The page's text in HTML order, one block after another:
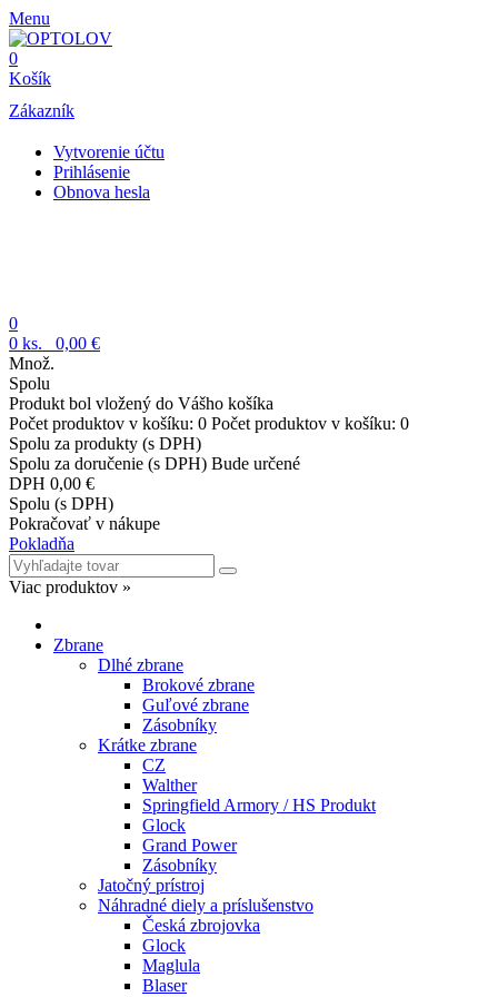
Menu
0
Košík
Zákazník
Vytvorenie účtu
Prihlásenie
Obnova hesla
0
0 ks.
0,00 €
Množ.
Spolu
Produkt bol vložený do Vášho košíka
Počet produktov v košíku: 0 Počet produktov v košíku: 0
Spolu za produkty (s DPH)
Spolu za doručenie (s DPH) Bude určené
DPH 0,00 €
Spolu (s DPH)
Pokračovať v nákupe
Pokladňa
Viac produktov »
Zbrane
Dlhé zbrane
Brokové zbrane
Guľové zbrane
Zásobníky
Krátke zbrane
CZ
Walther
Springfield Armory / HS Produkt
Glock
Grand Power
Zásobníky
Jatočný prístroj
Náhradné diely a príslušenstvo
Česká zbrojovka
Glock
Maglula
Blaser